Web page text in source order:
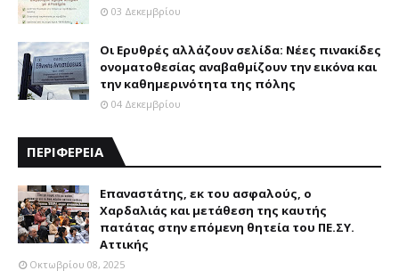
03 Δεκεμβρίου
Οι Ερυθρές αλλάζουν σελίδα: Νέες πινακίδες
ονοματοθεσίας αναβαθμίζουν την εικόνα και
την καθημερινότητα της πόλης
04 Δεκεμβρίου
ΠΕΡΙΦΕΡΕΙΑ
Επαναστάτης, εκ του ασφαλούς, ο
Χαρδαλιάς και μετάθεση της καυτής
πατάτας στην επόμενη θητεία του ΠΕ.ΣΥ.
Αττικής
Οκτωβρίου 08, 2025